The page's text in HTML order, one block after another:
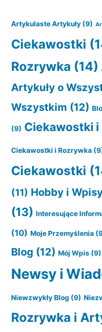
Artykulaste Artykuły (9)
Ciekawostki
Rozrywka (14)
Artykuły o
Wszystkim (12)
(9) Ciekawostki i
Ciekawostki i Rozrywka
Ciekawostki
(11) Hobby i
(13) Interesujące
(10) Moje Przemyślenia
Blog (12) Mój Wpis (9)
Newsy i
Niewzwykły Blog (9)
Rozrywka i